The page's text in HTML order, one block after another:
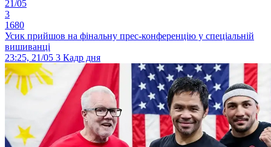
21/05
3
1680
Усик прийшов на фінальну прес-конференцію у спеціальній
вишиванці
23:25, 21/05 3 Кадр дня